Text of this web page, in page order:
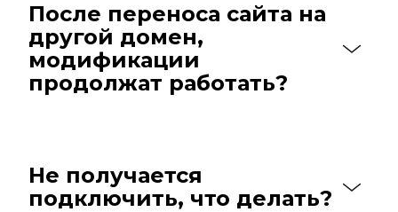
После переноса сайта на
другой домен,
модификации
продолжат работать?
Не получается
подключить, что делать?